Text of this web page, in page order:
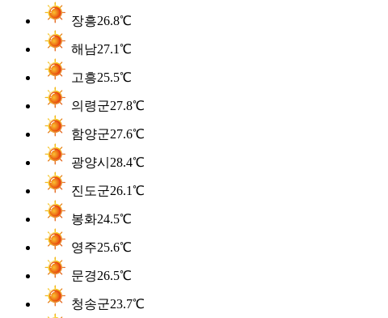
장흥26.8℃
해남27.1℃
고흥25.5℃
의령군27.8℃
함양군27.6℃
광양시 28.4℃
진도군26.1℃
봉화24.5℃
영주25.6℃
문경26.5℃
청송군23.7℃